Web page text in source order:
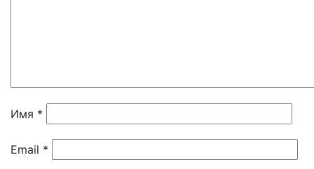
Имя *
Email *